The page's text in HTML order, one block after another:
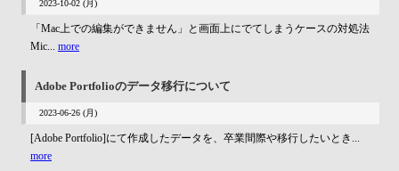
2023-10-02 (月)
「Mac上での編集ができません」と画面上にでてしまうケースの対処法
Mic... more
Adobe Portfolioのデータ移行について
2023-06-26 (月)
[Adobe Portfolio]にて作成したデータを、卒業間際や移行したいとき...
more